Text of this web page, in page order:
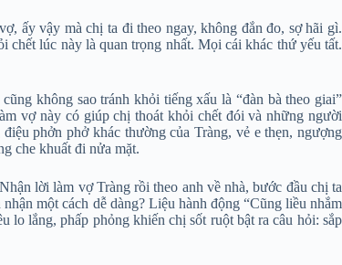
ấy vậy mà chị ta đi theo ngay, không đắn đo, sợ hãi gì.
lúc này là quan trọng nhất. Mọi cái khác thứ yếu tất.
không sao tránh khỏi tiếng xấu là “đàn bà theo giai”
vợ này có giúp chị thoát khỏi chết đói và những người
phởn phở khác thường của Tràng, vẻ e thẹn, ngượng
che khuất đi nửa mặt.
lời làm vợ Tràng rồi theo anh về nhà, bước đầu chị ta
một cách dễ dàng? Liệu hành động “Cũng liều nhắm
lo lắng, phấp phỏng khiến chị sốt ruột bật ra câu hỏi: sắp